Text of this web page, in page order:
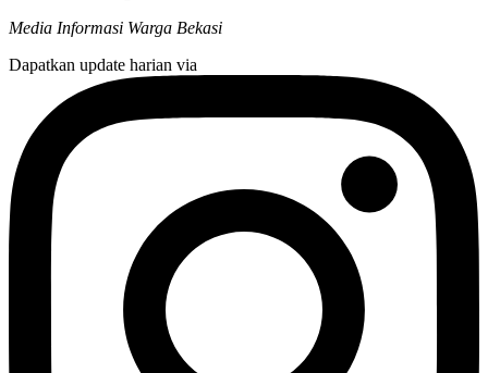
Media Informasi Warga Bekasi
Dapatkan update harian via